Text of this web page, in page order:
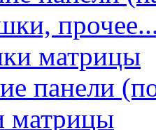
матрицы
панели
матрицы